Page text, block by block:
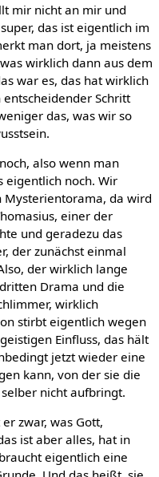
mir nicht an mir und
das ist eigentlich im
man dort, ja meistens
wirklich dann aus dem
war es, das hat wirklich
Schritt
das, was wir so
also wenn man
eigentlich noch. Wir
da wird
einer der
und geradezu das
der zunächst einmal
der wirklich lange
Drama und die
wirklich
stirbt eigentlich wegen
Einfluss, das hält
jetzt wieder eine
kann, von der sie die
nicht aufbringt.
zwar, was Gott,
ist aber alles, hat in
eigentlich eine